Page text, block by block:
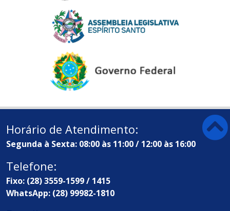
Horário de Atendimento:
Segunda à Sexta: 08:00 às 11:00 / 12:00 às 16:00
Telefone:
Fixo: (28) 3559-1599 / 1415
WhatsApp: (28) 99982-1810